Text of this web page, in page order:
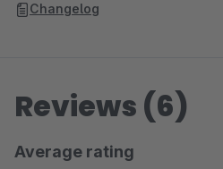
Changelog
Reviews (6)
Average rating